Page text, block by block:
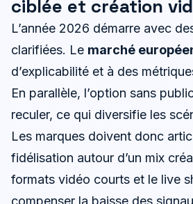
ciblée et création
L’année 2026 démarre avec
clarifiées. Le marché
d’explicabilité et à des
En parallèle, l’option sans
reculer, ce qui diversifie les
Les marques doivent donc
fidélisation autour d’un mix
formats vidéo courts et le live